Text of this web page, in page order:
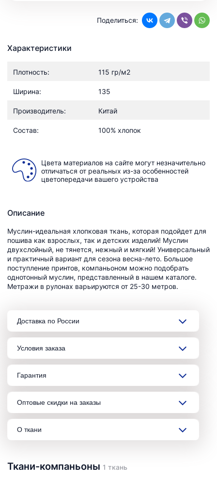
Поделиться:
Характеристики
Плотность: 115 гр/м2
Ширина: 135
Производитель: Китай
Состав: 100% хлопок
Цвета материалов на сайте могут незначительно
отличаться от реальных из-за особенностей
цветопередачи вашего устройства
Описание
Муслин-идеальная хлопковая ткань, которая подойдет для
пошива как взрослых, так и детских изделий! Муслин
двухслойный, не тянется, нежный и мягкий! Универсальный
и практичный вариант для сезона весна-лето. Большое
поступление принтов, компаньоном можно подобрать
однотонный муслин, представленный в нашем каталоге.
Метражи в рулонах варьируются от 25-30 метров.
Доставка по России
Условия заказа
Гарантия
Оптовые скидки на заказы
О ткани
Ткани-компаньоны 1 ткань